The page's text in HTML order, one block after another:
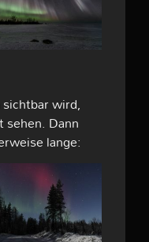
wird,
sehen. Dann
lange: